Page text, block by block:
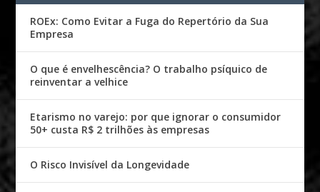
ROEx: Como Evitar a Fuga do Repertório da Sua
Empresa
O que é envelhescência? O trabalho psíquico de
reinventar a velhice
Etarismo no varejo: por que ignorar o consumidor
50+ custa R$ 2 trilhões às empresas
O Risco Invisível da Longevidade